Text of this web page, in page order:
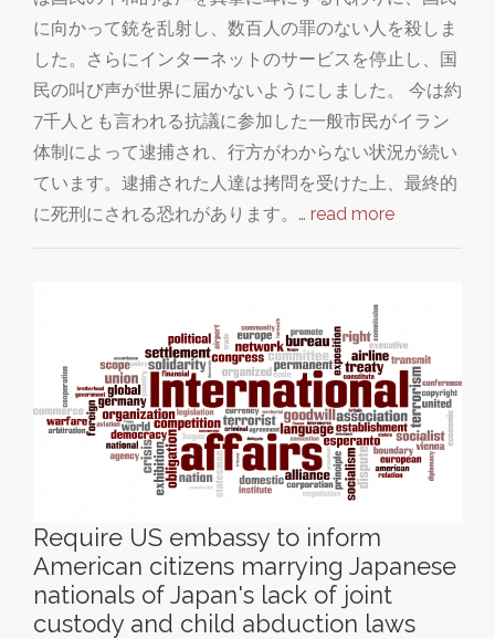
に向かって銃を乱射し、数百人の罪のない人を殺しま
した。さらにインターネットのサービスを停止し、国
民の叫び声が世界に届かないようにしました。 今は約
7千人とも言われる抗議に参加した一般市民がイラン
体制によって逮捕され、行方がわからない状況が続い
ています。逮捕された人達は拷問を受けた上、最終的
に死刑にされる恐れがあります。… read more
Require US embassy to inform
American citizens marrying Japanese
nationals of Japan's lack of joint
custody and child abduction laws